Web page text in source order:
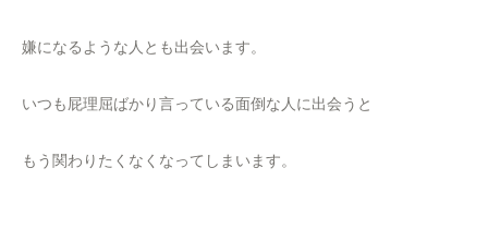
嫌になるような人とも出会います。
いつも屁理屈ばかり言っている面倒な人に出会うと
もう関わりたくなくなってしまいます。